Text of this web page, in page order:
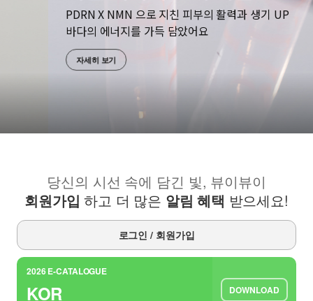
PDRN X NMN 으로 지친 피부의 활력과 생기 UP
바다의 에너지를 가득 담았어요
자세히 보기
당신의 시선 속에 담긴 빛, 뷰이뷰이
회원가입 하고 더 많은 알림 혜택 받으세요!
로그인 / 회원가입
2026 E-CATALOGUE
KOR DOWNLOAD